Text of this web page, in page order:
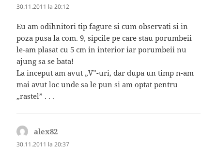
30.11.2011 la 20:12
Eu am odihnitori tip fagure si cum observati si in
poza pusa la com. 9, sipcile pe care stau porumbeii
le-am plasat cu 5 cm in interior iar porumbeii nu
ajung sa se bata!
La inceput am avut „V”-uri, dar dupa un timp n-am
mai avut loc unde sa le pun si am optat pentru
„rastel” . . .
alex82
30.11.2011 la 20:37